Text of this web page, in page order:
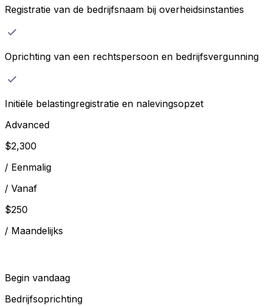
Registratie van de bedrijfsnaam bij overheidsinstanties
Oprichting van een rechtspersoon en bedrijfsvergunning
Initiële belastingregistratie en nalevingsopzet
Advanced
$2,300
/ Eenmalig
/ Vanaf
$250
/ Maandelijks
Begin vandaag
Bedrijfsoprichting